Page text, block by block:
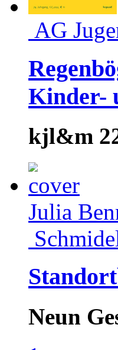
AG
Kinder-
kjl&m
Julia
Neun